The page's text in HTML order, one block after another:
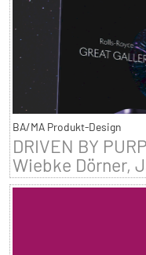
BA/MA Produkt-Design
DRIVEN BY
Wiebke Dörner,